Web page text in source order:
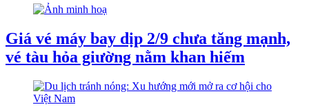
Giá vé máy bay dịp 2/9 chưa tăng mạnh,
vé tàu hỏa giường nằm khan hiếm